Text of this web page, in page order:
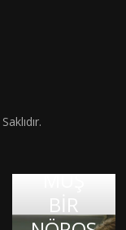
İnsan:
KTANISI
MUŞ
BİR